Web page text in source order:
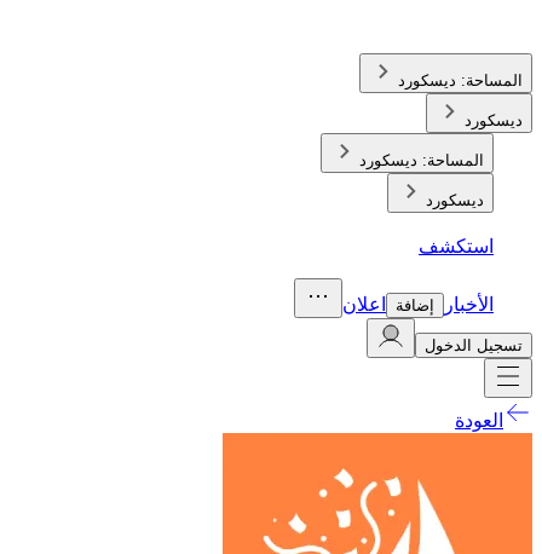
المساحة: ديسكورد
ديسكورد
المساحة: ديسكورد
ديسكورد
استكشف
الأخبار إضافة اعلان
تسجيل الدخول
العودة